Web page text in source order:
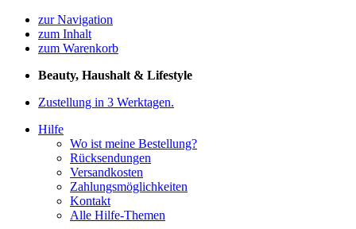
zur Navigation
zum Inhalt
zum Warenkorb
Beauty, Haushalt & Lifestyle
Zustellung in 3 Werktagen.
Hilfe
Wo ist meine Bestellung?
Rücksendungen
Versandkosten
Zahlungsmöglichkeiten
Kontakt
Alle Hilfe-Themen